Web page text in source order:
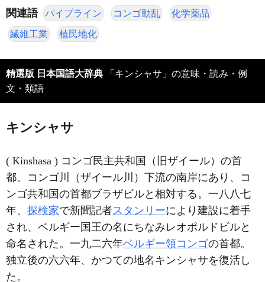
関連語 パイプライン コンゴ動乱 化学薬品
繊維工業 植民地化
精選版 日本国語大辞典 「キンシャサ」の意味・読み・例
文・類語
キンシャサ
( Kinshasa ) コンゴ民主共和国（旧ザイール）の首
都。コンゴ川（ザイール川）下流の南岸にあり、コ
ンゴ共和国の首都ブラザビルと相対する。一八八七
年、 探検家で新聞記者スタンリーにより建設に着手
され、ベルギー国王の名にちなみレオポルドビルと
命名された。一九二六年ベルギー領コンゴの首都。
独立後の六六年、かつての地名キンシャサを復活し
た。